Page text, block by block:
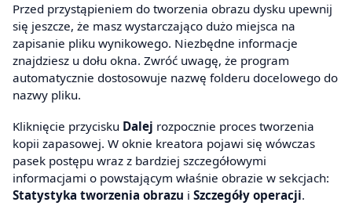
Przed przystąpieniem do tworzenia obrazu dysku upewnij
się jeszcze, że masz wystarczająco dużo miejsca na
zapisanie pliku wynikowego. Niezbędne informacje
znajdziesz u dołu okna. Zwróć uwagę, że program
automatycznie dostosowuje nazwę folderu docelowego do
nazwy pliku.
Kliknięcie przycisku Dalej rozpocznie proces tworzenia
kopii zapasowej. W oknie kreatora pojawi się wówczas
pasek postępu wraz z bardziej szczegółowymi
informacjami o powstającym właśnie obrazie w sekcjach:
Statystyka tworzenia obrazu i Szczegóły operacji.